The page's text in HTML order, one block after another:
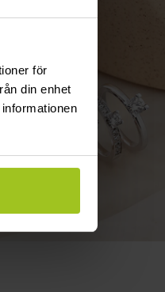
för
din enhet